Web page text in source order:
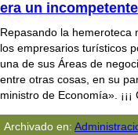
era un incompetente
Repasando la hemeroteca
los empresarios turísticos
una de sus Áreas de
entre otras cosas, en su
ministro de Economía».
Archivado en: